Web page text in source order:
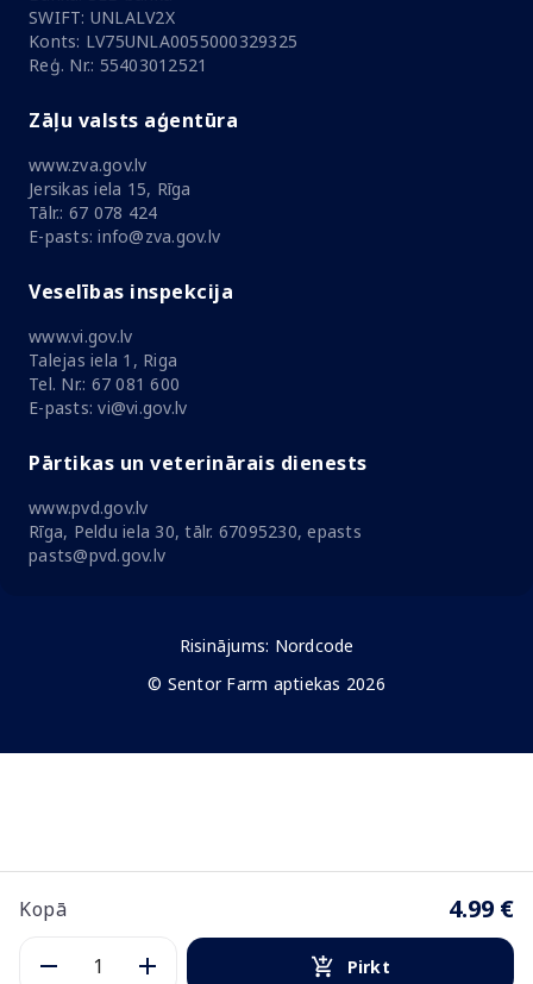
Kopā 4.99 €
Pirkt
SWIFT: UNLALV2X
Konts: LV75UNLA0055000329325
Reģ. Nr.: 55403012521
Zāļu valsts aģentūra
www.zva.gov.lv
Jersikas iela 15, Rīga
Tālr.: 67 078 424
E-pasts: info@zva.gov.lv
Veselības inspekcija
www.vi.gov.lv
Talejas iela 1, Riga
Tel. Nr.: 67 081 600
E-pasts: vi@vi.gov.lv
Pārtikas un veterinārais dienests
www.pvd.gov.lv
Rīga, Peldu iela 30, tālr. 67095230, epasts
pasts@pvd.gov.lv
Risinājums: Nordcode
© Sentor Farm aptiekas 2026